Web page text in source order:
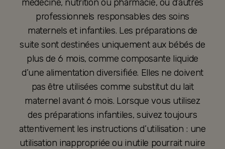
médecine, nutrition ou pharmacie, ou d’autres
professionnels responsables des soins
maternels et infantiles. Les préparations de
suite sont destinées uniquement aux bébés de
plus de 6 mois, comme composante liquide
d’une alimentation diversifiée. Elles ne doivent
pas être utilisées comme substitut du lait
maternel avant 6 mois. Lorsque vous utilisez
des préparations infantiles, suivez toujours
attentivement les instructions d’utilisation : une
utilisation inappropriée ou inutile pourrait nuire